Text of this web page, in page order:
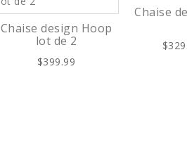
Chaise design Hoop
lot de 2
$399.99
Chaise